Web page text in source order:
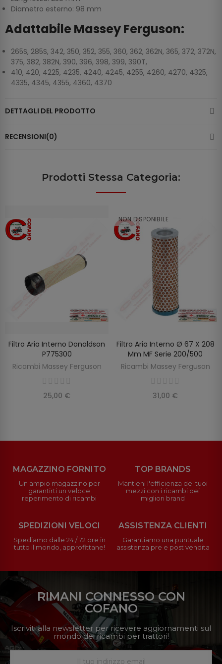
Diametro esterno: 98 mm
Adattabile Massey Ferguson:
265S, 285S, 342, 350, 352, 355, 360, 362, 362N, 365, 372, 372N,
375, 382, 382N, 390, 396, 398, 399, 390T,
410, 420, 4225, 4235, 4240, 4245, 4255, 4260, 4270, 4325,
4335, 4345, 4355, 4360, 4370
DETTAGLI DEL PRODOTTO
RECENSIONI(0)
Prodotti Stessa Categoria:
AGGIUNGI AL CARRELLO
Filtro Aria Interno Donaldson
P775300
Ricambi Massey Ferguson
25,00 €
NON DISPONIBILE
SCOPRIRE
Filtro Aria Interno Ø 67 X 208
Mm MF Serie 200/500
Ricambi Massey Ferguson
31,00 €
MAGAZZINO FORNITO
Un ampio magazzino per
garantirti un veloce
reperimento di ricambi
TOP BRANDS
Mantieni l'efficienza dei tuoi
mezzi con i ricambi dei
migliori brand
SPEDIZIONI VELOCI
Spediamo dalle 24 / 72 ore in
tutto il mondo, approfittane!
ASSISTENZA CLIENTI
Garantiamo una puntuale
assistenza pre e post vendita
RIMANI CONNESSO CON
COFANO
Iscriviti alla newsletter per ricevere aggiornamenti sul
mondo dei ricambi per trattori!